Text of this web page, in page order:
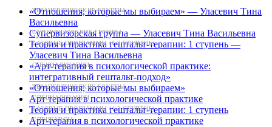
«Отношения, которые мы выбираем» — Уласевич Тина
Васильевна
ТЕРАПЕВТИЧЕСКИЕ ГРУППЫ
Супервизорская группа — Уласевич Тина Васильевна
СУПЕРВИЗОРСКИЕ ГРУППЫ
Теория и практика гештальт-терапии: 1 ступень —
Уласевич Тина Васильевна
БАЗОВЫЕ ПРОГРАММЫ (1-2 СТУПЕНЬ)
«Арт-терапия в психологической практике:
интегративный гештальт-подход»
СПЕЦИАЛИЗАЦИИ
«Отношения, которые мы выбираем»
ТЕРАПЕВТИЧЕСКИЕ ГРУППЫ
Арт терапия в психологической практике
СПЕЦИАЛИЗАЦИИ
Теория и практика гештальт-терапии: 1 ступень
БАЗОВЫЕ ПРОГРАММЫ (1-2 СТУПЕНЬ)
Арт-терапия в психологической практике
СПЕЦКУРСЫ